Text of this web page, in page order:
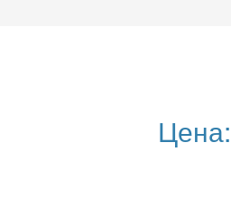
Цена: